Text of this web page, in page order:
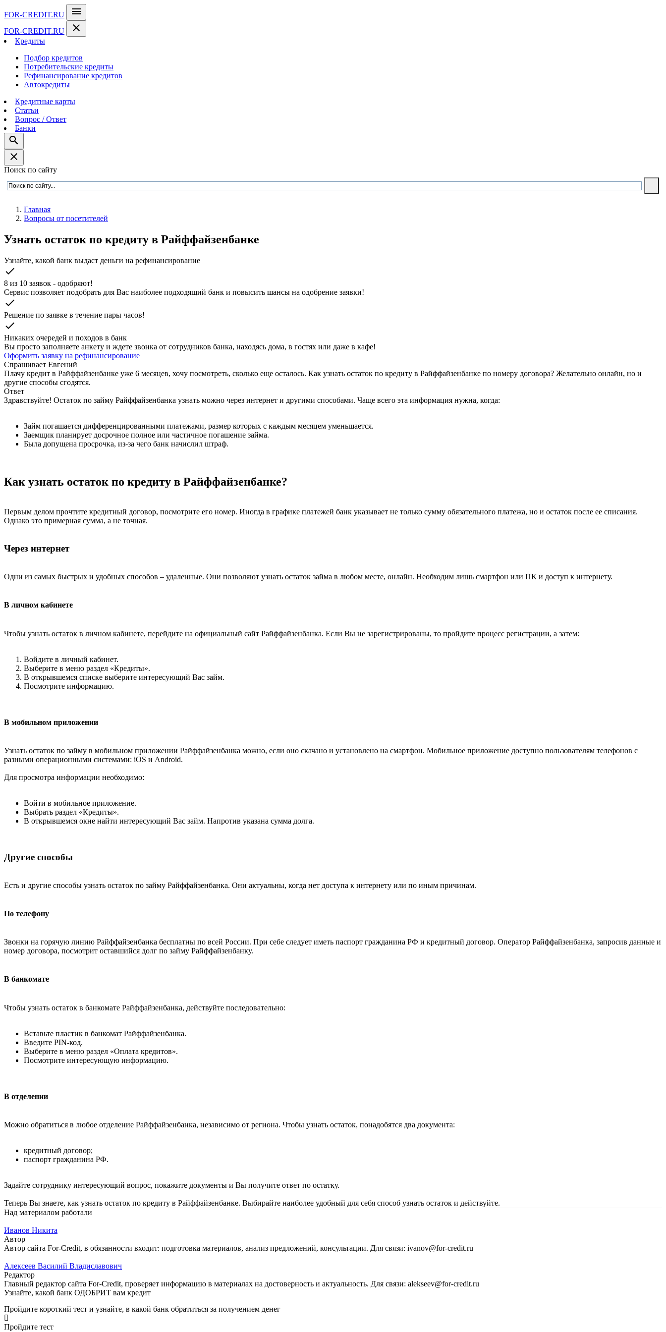
FOR-CREDIT.RU menu
FOR-CREDIT.RU close
Кредиты
Подбор кредитов
Потребительские кредиты
Рефинансирование кредитов
Автокредиты
Кредитные карты
Статьи
Вопрос / Ответ
Банки
search
close
Поиск по сайту
Главная
Вопросы от посетителей
Узнать остаток по кредиту в Райффайзенбанке
Узнайте, какой банк выдаст деньги на рефинансирование
check
8 из 10 заявок - одобряют!
Cервис позволяет подобрать для Вас наиболее подходящий банк и повысить шансы на одобрение заявки!
check
Решение по заявке в течение пары часов!
check
Никаких очередей и походов в банк
Вы просто заполняете анкету и ждете звонка от сотрудников банка, находясь дома, в гостях или даже в кафе!
Оформить заявку на рефинансирование
Спрашивает Евгений
Плачу кредит в Райффайзенбанке уже 6 месяцев, хочу посмотреть, сколько еще осталось. Как узнать остаток по кредиту в Райффайзенбанке по номеру договора? Желательно онлайн, но и
другие способы сгодятся.
Ответ
Здравствуйте! Остаток по займу Райффайзенбанка узнать можно через интернет и другими способами. Чаще всего эта информация нужна, когда:
Займ погашается дифференцированными платежами, размер которых с каждым месяцем уменьшается.
Заемщик планирует досрочное полное или частичное погашение займа.
Была допущена просрочка, из-за чего банк начислил штраф.
Как узнать остаток по кредиту в Райффайзенбанке?
Первым делом прочтите кредитный договор, посмотрите его номер. Иногда в графике платежей банк указывает не только сумму обязательного платежа, но и остаток после ее списания.
Однако это примерная сумма, а не точная.
Через интернет
Одни из самых быстрых и удобных способов – удаленные. Они позволяют узнать остаток займа в любом месте, онлайн. Необходим лишь смартфон или ПК и доступ к интернету.
В личном кабинете
Чтобы узнать остаток в личном кабинете, перейдите на официальный сайт Райффайзенбанка. Если Вы не зарегистрированы, то пройдите процесс регистрации, а затем:
Войдите в личный кабинет.
Выберите в меню раздел «Кредиты».
В открывшемся списке выберите интересующий Вас займ.
Посмотрите информацию.
В мобильном приложении
Узнать остаток по займу в мобильном приложении Райффайзенбанка можно, если оно скачано и установлено на смартфон. Мобильное приложение доступно пользователям телефонов с
разными операционными системами: iOS и Android.
Для просмотра информации необходимо:
Войти в мобильное приложение.
Выбрать раздел «Кредиты».
В открывшемся окне найти интересующий Вас займ. Напротив указана сумма долга.
Другие способы
Есть и другие способы узнать остаток по займу Райффайзенбанка. Они актуальны, когда нет доступа к интернету или по иным причинам.
По телефону
Звонки на горячую линию Райффайзенбанка бесплатны по всей России. При себе следует иметь паспорт гражданина РФ и кредитный договор. Оператор Райффайзенбанка, запросив данные и
номер договора, посмотрит оставшийся долг по займу Райффайзенбанку.
В банкомате
Чтобы узнать остаток в банкомате Райффайзенбанка, действуйте последовательно:
Вставьте пластик в банкомат Райффайзенбанка.
Введите PIN-код.
Выберите в меню раздел «Оплата кредитов».
Посмотрите интересующую информацию.
В отделении
Можно обратиться в любое отделение Райффайзенбанка, независимо от региона. Чтобы узнать остаток, понадобятся два документа:
кредитный договор;
паспорт гражданина РФ.
Задайте сотруднику интересующий вопрос, покажите документы и Вы получите ответ по остатку.
Теперь Вы знаете, как узнать остаток по кредиту в Райффайзенбанке. Выбирайте наиболее удобный для себя способ узнать остаток и действуйте.
Над материалом работали
Иванов Никита
Автор
Автор сайта For-Credit, в обязанности входит: подготовка материалов, анализ предложений, консультации. Для связи: ivanov@for-credit.ru
Алексеев Василий Владиславович
Редактор
Главный редактор сайта For-Credit, проверяет информацию в материалах на достоверность и актуальность. Для связи: alekseev@for-credit.ru
Узнайте, какой банк ОДОБРИТ вам кредит
Пройдите короткий тест и узнайте, в какой банк обратиться за получением денег
Пройдите тест